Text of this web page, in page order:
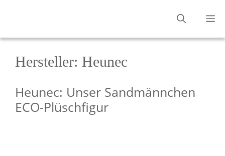
Hersteller: Heunec
Heunec: Unser Sandmännchen
ECO-Plüschfigur